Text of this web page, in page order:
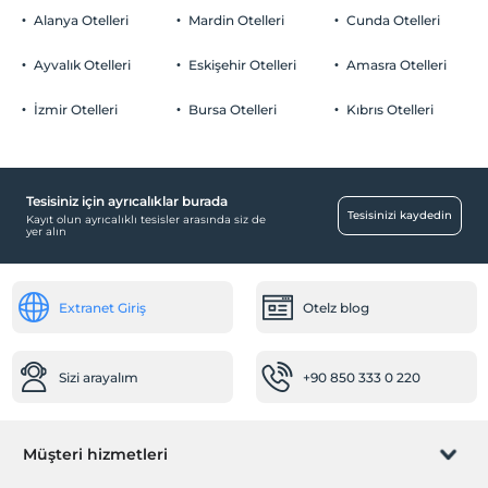
Bebek
Günlük temizlik hizmeti
Ulaşım
Havaalanı servisi (ücretli)
Resepsiyon Hizmetleri
dışında giriş kapısı kapalıdır.
Tesisimizde sadece 16 ile 90 yaşları arasındaki misafirler kabul
Çocuklar
Alanya Otelleri
Ayvalık Otelleri
İzmir Otelleri
Mardin Otelleri
Eskişehir Otelleri
Bursa Otelleri
Cunda Otelleri
Amasra Otelleri
Kıbrıs Otelleri
Tesisiniz için ayrıcalıklar burada
Kayıt olun ayrıcalıklı tesisler arasında siz de
yer alın
Tesisinizi kaydedin
Extranet Giriş Otelz blog
Sizi arayalım +90 850 333 0 220
Müşteri hizmetleri